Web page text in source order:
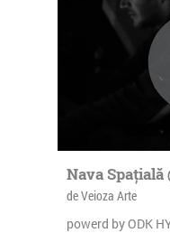
Nava Spațială
de Veioza Arte
powerd by ODK